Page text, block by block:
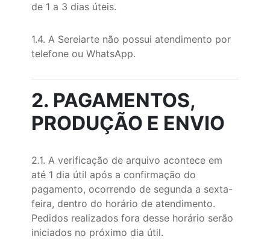
de 1 a 3 dias úteis.
1.4. A Sereiarte não possui atendimento por
telefone ou WhatsApp.
2. PAGAMENTOS,
PRODUÇÃO E ENVIO
2.1. A verificação de arquivo acontece em
até 1 dia útil após a confirmação do
pagamento, ocorrendo de segunda a sexta-
feira, dentro do horário de atendimento.
Pedidos realizados fora desse horário serão
iniciados no próximo dia útil.